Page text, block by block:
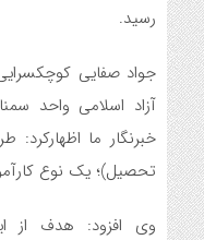
رسید.
جواد صفایی
آزاد اسلامی واحد
خبرنگار ما
تحصیل)؛ یک نوع
وی افزود: هدف از